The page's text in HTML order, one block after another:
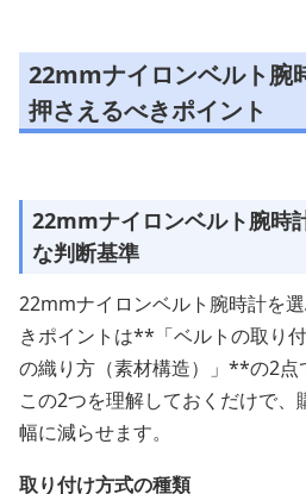
22mmナイロンベルト腕
押さえるべきポイント
22mmナイロンベルト腕時
な判断基準
22mmナイロンベルト腕時計を
きポイントは**「ベルトの取り付
の織り方（素材構造）」**の2点
この2つを理解しておくだけで
幅に減らせます。
取り付け方式の種類